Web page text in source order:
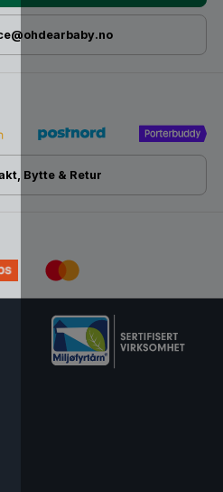
Bytte & Retur